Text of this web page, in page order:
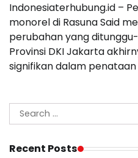
Indonesiaterhubung.id –
monorel di Rasuna Said
perubahan yang
Provinsi DKI Jakarta
signifikan dalam
Search
for:
Recent Posts